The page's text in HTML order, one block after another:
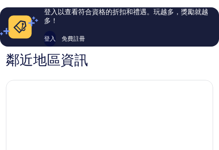
店
Tuban
評
論
評
論
登入以查看符合資格的折扣和禮遇。玩越多，獎勵就越
多！
登入 免費註冊
鄰近地區資訊